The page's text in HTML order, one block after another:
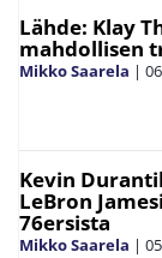
Lähde: Klay
mahdollisen
Mikko Saarela |
Kevin
LeBron
76ersista
Mikko Saarela |